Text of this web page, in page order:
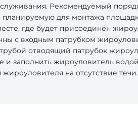
Рекомендуемый
планируемую для монтажа
где будет присоединен
с входным патрубком
отводящий патрубок
и заполнить жироуловитель
на отсутствие течи.